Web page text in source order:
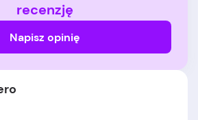
recenzję
Napisz opinię